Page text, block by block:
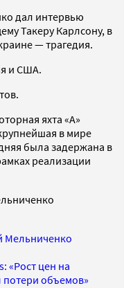
дал интервью
Такеру Карлсону, в
— трагедия.
и США.
яхта «А»
в мире
была задержана в
реализации
Мельниченко
«Рост цен на
объемов»